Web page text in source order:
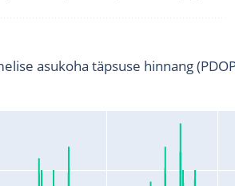
asukoha täpsuse hinnang